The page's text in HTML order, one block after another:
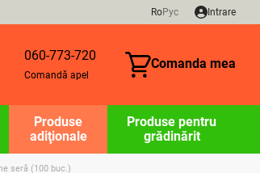
RoРус Intrare
060-773-720
Comandă apel
Comanda mea
Produse
adiţionale
Produse pentru
grădinărit
seră (100 buc.)